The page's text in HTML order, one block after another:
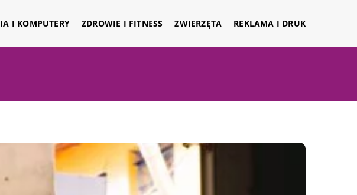
I KOMPUTERY ZDROWIE I FITNESS ZWIERZĘTA REKLAMA I DRUK